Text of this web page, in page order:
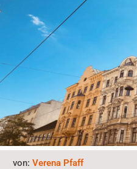
von:Verena Pfaff